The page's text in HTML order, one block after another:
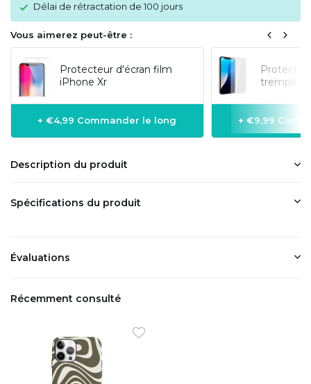
Délai de rétractation de 100 jours
Vous aimerez peut-être :
Protecteur d'écran film
iPhone Xr
+ €4,99 Commander le long
trempé
+ €9,99
Description du produit
Spécifications du produit
Évaluations
Récemment consulté